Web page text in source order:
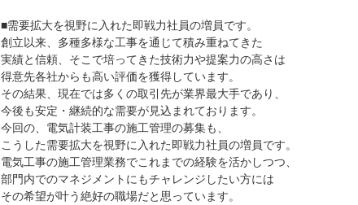
■需要拡大を視野に入れた即戦力社員の増員です。
創立以来、多種多様な工事を通じて積み重ねてきた
実績と信頼、そこで培ってきた技術力や提案力の高さは
得意先各社からも高い評価を獲得しています。
その結果、現在では多くの取引先が業界最大手であり、
今後も安定・継続的な需要が見込まれております。
今回の、電気計装工事の施工管理の募集も、
こうした需要拡大を視野に入れた即戦力社員の増員です。
電気工事の施工管理業務でこれまでの経験を活かしつつ、
部門内でのマネジメントにもチャレンジしたい方には
その希望が叶う絶好の職場だと思っています。